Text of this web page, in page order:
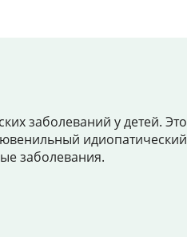
заболеваний у детей. Это
идиопатический
заболевания.